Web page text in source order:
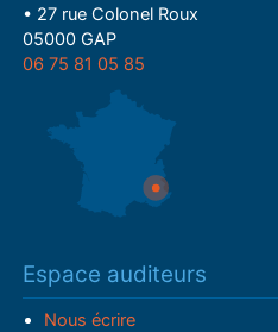
• 27 rue Colonel Roux
05000 GAP
06 75 81 05 85
Espace auditeurs
Nous écrire